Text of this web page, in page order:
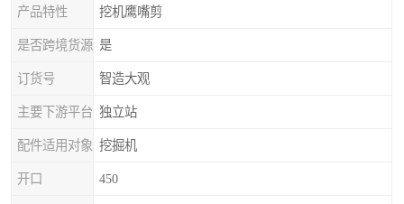
产品特性 挖机鹰嘴剪
是否跨境货源 是
订货号 智造大观
主要下游平台 独立站
配件适用对象 挖掘机
开口 450